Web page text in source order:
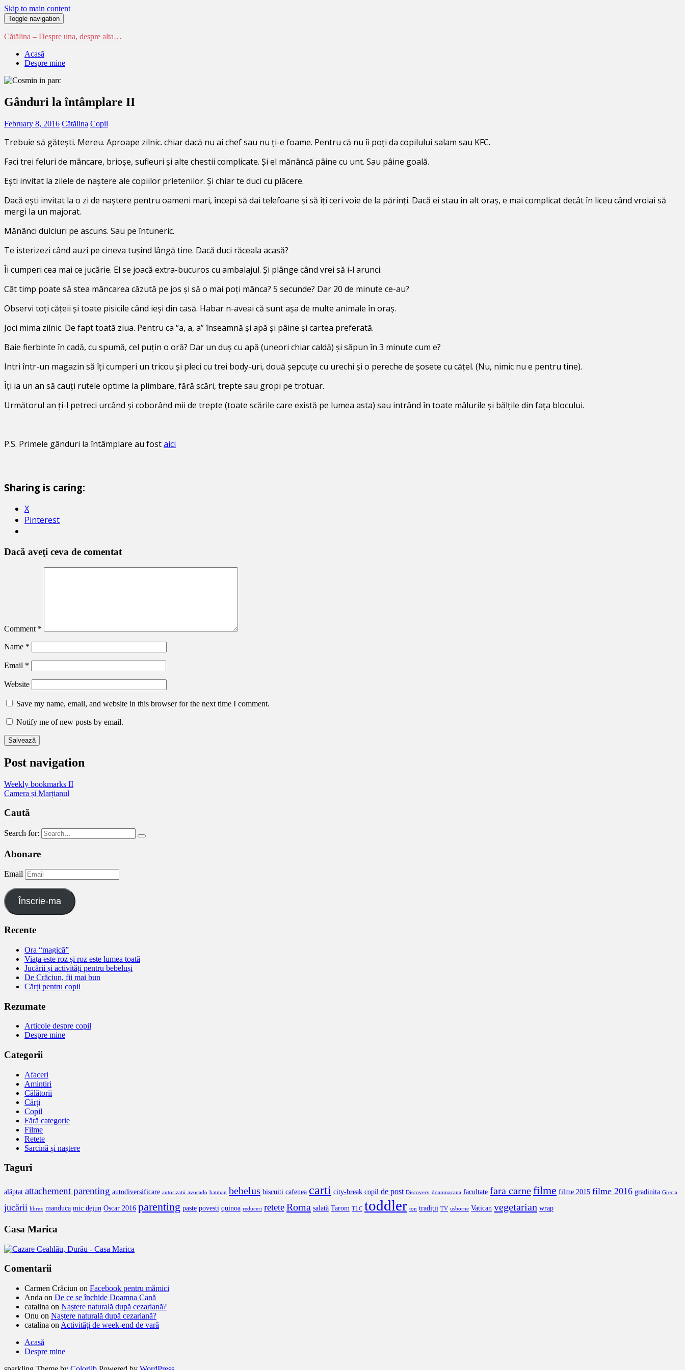
Skip to main content
Toggle navigation
Cătălina – Despre una, despre alta…
Acasă
Despre mine
Gânduri la întâmplare II
February 8, 2016 Cătălina Copil
Trebuie să gătești. Mereu. Aproape zilnic. chiar dacă nu ai chef sau nu ți-e foame. Pentru că nu îi poți da copilului salam sau KFC.
Faci trei feluri de mâncare, brioșe, sufleuri și alte chestii complicate. Și el mănâncă pâine cu unt. Sau pâine goală.
Ești invitat la zilele de naștere ale copiilor prietenilor. Și chiar te duci cu plăcere.
Dacă ești invitat la o zi de naștere pentru oameni mari, începi să dai telefoane și să îți ceri voie de la părinți. Dacă ei stau în alt oraș, e mai complicat decât în liceu când vroiai să
mergi la un majorat.
Mănânci dulciuri pe ascuns. Sau pe întuneric.
Te isterizezi când auzi pe cineva tușind lângă tine. Dacă duci răceala acasă?
Îi cumperi cea mai ce jucărie. El se joacă extra-bucuros cu ambalajul. Și plânge când vrei să i-l arunci.
Cât timp poate să stea mâncarea căzută pe jos și să o mai poți mânca? 5 secunde? Dar 20 de minute ce-au?
Observi toți cățeii și toate pisicile când ieși din casă. Habar n-aveai că sunt așa de multe animale în oraș.
Joci mima zilnic. De fapt toată ziua. Pentru ca “a, a, a” înseamnă și apă și pâine și cartea preferată.
Baie fierbinte în cadă, cu spumă, cel puțin o oră? Dar un duș cu apă (uneori chiar caldă) și săpun în 3 minute cum e?
Intri într-un magazin să îți cumperi un tricou și pleci cu trei body-uri, două șepcuțe cu urechi și o pereche de șosete cu cățel. (Nu, nimic nu e pentru tine).
Îți ia un an să cauți rutele optime la plimbare, fără scări, trepte sau gropi pe trotuar.
Următorul an ți-l petreci urcând și coborând mii de trepte (toate scările care există pe lumea asta) sau intrând în toate mâlurile și bălțile din fața blocului.
P.S. Primele gânduri la întâmplare au fostaici
Sharing is caring:
X
Pinterest
Dacă aveţi ceva de comentat
Comment *
Name *
Email *
Website
Save my name, email, and website in this browser for the next time I comment.
Notify me of new posts by email.
Post navigation
Weekly bookmarks II
Camera și Marțianul
Caută
Search for:
Abonare
Email
Înscrie-ma
Recente
Ora “magică”
Viața este roz și roz este lumea toată
Jucării și activități pentru bebeluși
De Crăciun, fii mai bun
Cărți pentru copii
Rezumate
Articole despre copil
Despre mine
Categorii
Afaceri
Amintiri
Călătorii
Cărți
Copil
Fără categorie
Filme
Retete
Sarcină și naștere
Taguri
alăptat attachement parenting autodiversificare autorizatii avocado batman bebelus biscuiti cafenea carti city-break copil de post Discovery doamnacana facultate fara carnefilme filme 2015 filme 2016 gradinita Grecia
jucării librex manduca mic dejun Oscar 2016 parenting paste povesti quinoa reduceri reteteRoma salată Tarom TLC toddler ton tradiții TV usborne Vatican vegetarian wrap
Casa Marica
Comentarii
Carmen Crăciun on Facebook pentru mămici
Anda on De ce se închide Doamna Cană
catalina on Naștere naturală după cezariană?
Onu on Naștere naturală după cezariană?
catalina on Activități de week-end de vară
Acasă
Despre mine